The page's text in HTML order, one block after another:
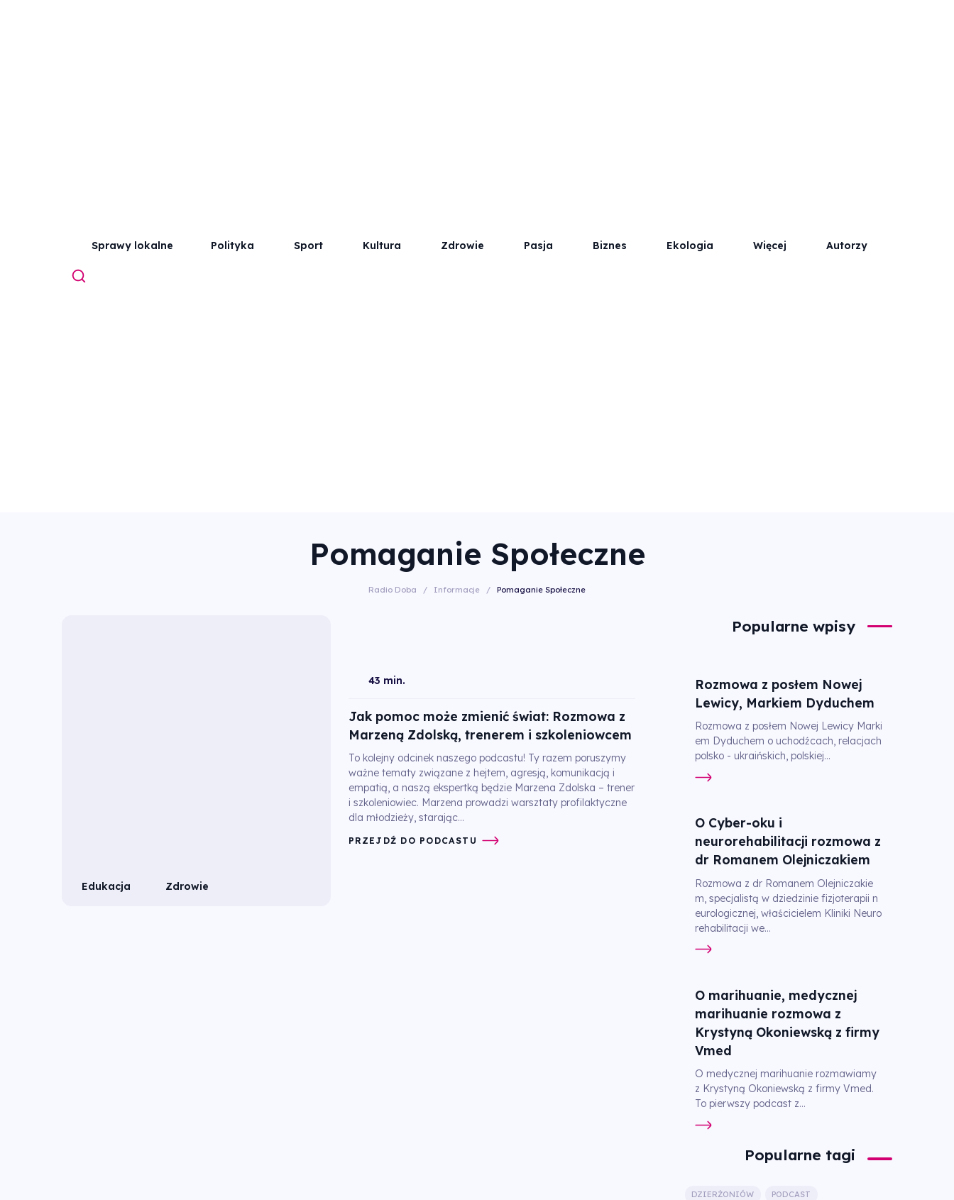
Sprawy lokalne Polityka Sport Kultura Zdrowie Pasja Biznes Ekologia Więcej Autorzy
Pomaganie Społeczne
Radio Doba / Informacje / Pomaganie Społeczne
Edukacja Zdrowie
43 min.
Jak pomoc może zmienić świat: Rozmowa z
Marzeną Zdolską, trenerem i szkoleniowcem
To kolejny odcinek naszego podcastu! Ty razem poruszymy
ważne tematy związane z hejtem, agresją, komunikacją i
empatią, a naszą ekspertką będzie Marzena Zdolska – trener
i szkoleniowiec. Marzena prowadzi warsztaty profilaktyczne
dla młodzieży, starając...
PRZEJDŹ DO PODCASTU
Popularne wpisy
Rozmowa z posłem Nowej
Lewicy, Markiem Dyduchem
Rozmowa z posłem Nowej Lewicy Marki
em Dyduchem o uchodźcach, relacjach
polsko - ukraińskich, polskiej...
O Cyber-oku i
neurorehabilitacji rozmowa z
dr Romanem Olejniczakiem
Rozmowa z dr Romanem Olejniczakie
m, specjalistą w dziedzinie fizjoterapii n
eurologicznej, właścicielem Kliniki Neuro
rehabilitacji we...
O marihuanie, medycznej
marihuanie rozmowa z
Krystyną Okoniewską z firmy
Vmed
O medycznej marihuanie rozmawiamy
z Krystyną Okoniewską z firmy Vmed.
To pierwszy podcast z...
Popularne tagi
DZIERŻONIÓW PODCAST